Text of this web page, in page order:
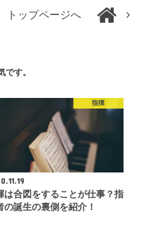
トップページへ
です。
指揮
は合図をすることが仕事？指
の誕生の裏側を紹介！